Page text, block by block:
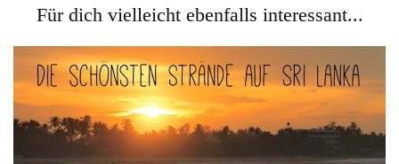
Für dich vielleicht ebenfalls interessant...